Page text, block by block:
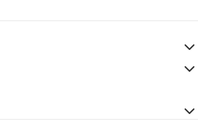
être personnalisés, notamment sur les